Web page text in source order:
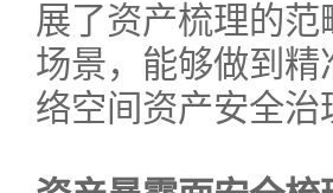
展了资产梳理的
场景，能够做到
络空间资产安全治